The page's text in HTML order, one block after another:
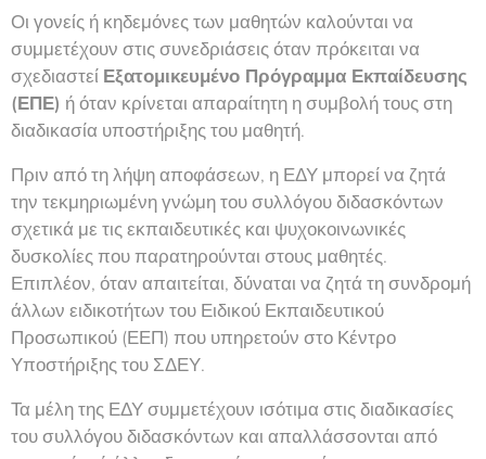
Οι γονείς ή κηδεμόνες των μαθητών καλούνται να
συμμετέχουν στις συνεδριάσεις όταν πρόκειται να
σχεδιαστεί Εξατομικευμένο Πρόγραμμα Εκπαίδευσης
(ΕΠΕ) ή όταν κρίνεται απαραίτητη η συμβολή τους στη
διαδικασία υποστήριξης του μαθητή.
Πριν από τη λήψη αποφάσεων, η ΕΔΥ μπορεί να ζητά
την τεκμηριωμένη γνώμη του συλλόγου διδασκόντων
σχετικά με τις εκπαιδευτικές και ψυχοκοινωνικές
δυσκολίες που παρατηρούνται στους μαθητές.
Επιπλέον, όταν απαιτείται, δύναται να ζητά τη συνδρομή
άλλων ειδικοτήτων του Ειδικού Εκπαιδευτικού
Προσωπικού (ΕΕΠ) που υπηρετούν στο Κέντρο
Υποστήριξης του ΣΔΕΥ.
Τα μέλη της ΕΔΥ συμμετέχουν ισότιμα στις διαδικασίες
του συλλόγου διδασκόντων και απαλλάσσονται από